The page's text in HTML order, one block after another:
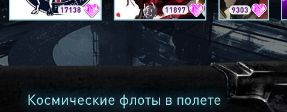
17138 11897 9303
Космические флоты в полете